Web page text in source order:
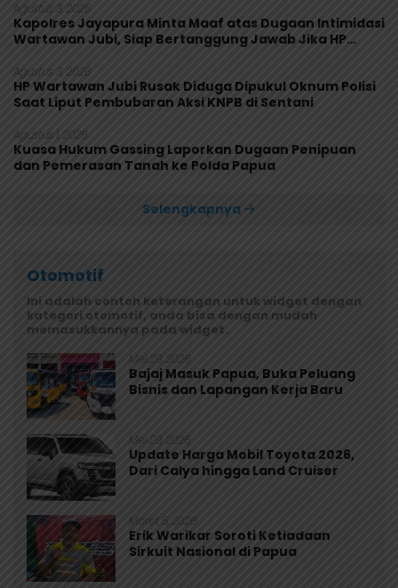
Agustus 3, 2026
Kapolres Jayapura Minta Maaf atas Dugaan Intimidasi
Wartawan Jubi, Siap Bertanggung Jawab Jika HP
Agustus 3, 2026
HP Wartawan Jubi Rusak Diduga Dipukul Oknum Polisi
Saat Liput Pembubaran Aksi KNPB di Sentani
Agustus 1, 2026
Kuasa Hukum Gassing Laporkan Dugaan Penipuan
dan Pemerasan Tanah ke Polda Papua
Selengkapnya
Otomotif
Ini adalah contoh keterangan untuk widget dengan
kategori otomotif, anda bisa dengan mudah
memasukkannya pada widget.
Mei 29, 2026
Bajaj Masuk Papua, Buka Peluang
Bisnis dan Lapangan Kerja Baru
Mei 29, 2026
Update Harga Mobil Toyota 2026,
Dari Calya hingga Land Cruiser
Maret 5, 2026
Erik Warikar Soroti Ketiadaan
Sirkuit Nasional di Papua